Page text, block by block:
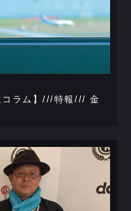
コラム】///特報/// 金